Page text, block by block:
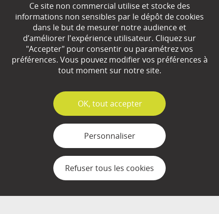
EN SAVOIR
Qui sommes-nous ?
Partenaires
Plan du site
Mentions légales
Gestion des cookies
Ce site non commercial utilise et stocke des
informations non sensibles par le dépôt de cookies
dans le but de mesurer notre audience et
d’améliorer l'expérience utilisateur. Cliquez sur
"Accepter" pour consentir ou paramétrez vos
préférences. Vous pouvez modifier vos préférences à
tout moment sur notre site.
✓
OK, tout accepter
Personnaliser
Refuser tous les cookies